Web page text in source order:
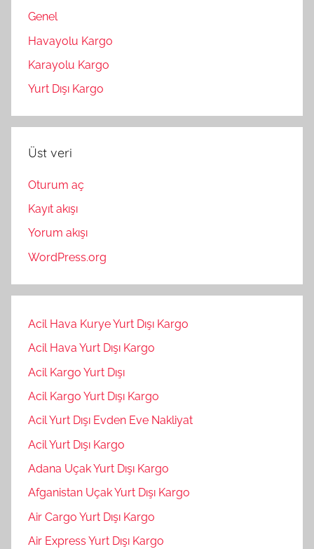
Genel
Havayolu Kargo
Karayolu Kargo
Yurt Dışı Kargo
Üst veri
Oturum aç
Kayıt akışı
Yorum akışı
WordPress.org
Acil Hava Kurye Yurt Dışı Kargo
Acil Hava Yurt Dışı Kargo
Acil Kargo Yurt Dışı
Acil Kargo Yurt Dışı Kargo
Acil Yurt Dışı Evden Eve Nakliyat
Acil Yurt Dışı Kargo
Adana Uçak Yurt Dışı Kargo
Afganistan Uçak Yurt Dışı Kargo
Air Cargo Yurt Dışı Kargo
Air Express Yurt Dışı Kargo